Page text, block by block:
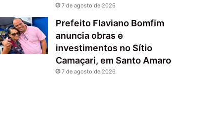
7 de agosto de 2026
Prefeito Flaviano Bomfim
anuncia obras e
investimentos no Sítio
Camaçari, em Santo Amaro
7 de agosto de 2026